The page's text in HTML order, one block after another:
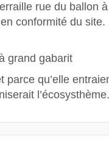
rue du ballon
conformité du site.
grand gabarit
parce qu’elle
l’écosysthème.